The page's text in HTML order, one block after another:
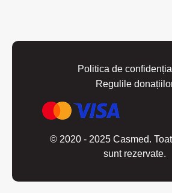
© 2020 - 2025 Casmed.
sunt rezervate.
Politica de
Regulile